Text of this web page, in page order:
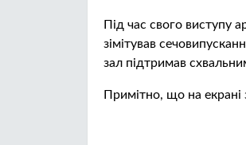
Під час свого виступу
зімітував
зал підтримав
Примітно, що на